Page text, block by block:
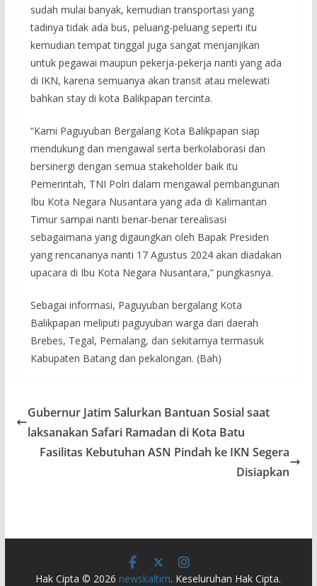
sudah mulai banyak, kemudian transportasi yang
tadinya tidak ada bus, peluang-peluang seperti itu
kemudian tempat tinggal juga sangat menjanjikan
untuk pegawai maupun pekerja-pekerja nanti yang ada
di IKN, karena semuanya akan transit atau melewati
bahkan stay di kota Balikpapan tercinta.
“Kami Paguyuban Bergalang Kota Balikpapan siap
mendukung dan mengawal serta berkolaborasi dan
bersinergi dengan semua stakeholder baik itu
Pemerintah, TNI Polri dalam mengawal pembangunan
Ibu Kota Negara Nusantara yang ada di Kalimantan
Timur sampai nanti benar-benar terealisasi
sebagaimana yang digaungkan oleh Bapak Presiden
yang rencananya nanti 17 Agustus 2024 akan diadakan
upacara di Ibu Kota Negara Nusantara,” pungkasnya.
Sebagai informasi, Paguyuban bergalang Kota
Balikpapan meliputi paguyuban warga dari daerah
Brebes, Tegal, Pemalang, dan sekitarnya termasuk
Kabupaten Batang dan pekalongan. (Bah)
Gubernur Jatim Salurkan Bantuan Sosial saat
laksanakan Safari Ramadan di Kota Batu
Fasilitas Kebutuhan ASN Pindah ke IKN Segera
Disiapkan
Hak Cipta © 2026 newskaltim. Keseluruhan Hak Cipta.